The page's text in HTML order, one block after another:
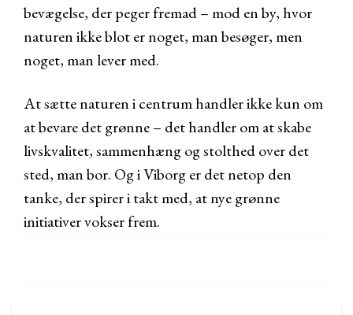
bevægelse, der peger fremad – mod en by, hvor
naturen ikke blot er noget, man besøger, men
noget, man lever med.
At sætte naturen i centrum handler ikke kun om
at bevare det grønne – det handler om at skabe
livskvalitet, sammenhæng og stolthed over det
sted, man bor. Og i Viborg er det netop den
tanke, der spirer i takt med, at nye grønne
initiativer vokser frem.